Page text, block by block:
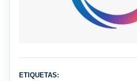
ETIQUETAS: